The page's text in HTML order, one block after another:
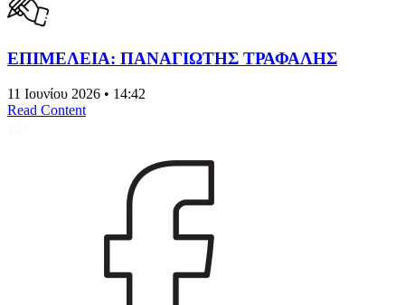
ΕΠΙΜΕΛΕΙΑ: ΠΑΝΑΓΙΩΤΗΣ ΤΡΑΦΑΛΗΣ
11 Ιουνίου 2026 • 14:42
Read Content